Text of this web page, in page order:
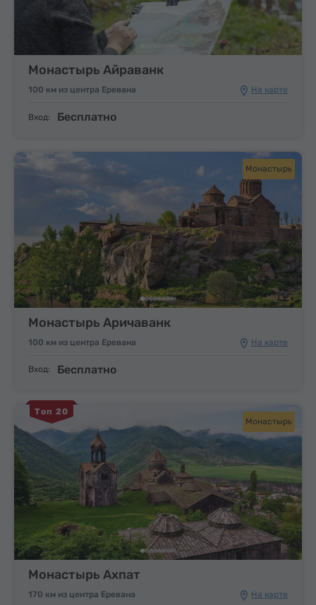
На карте
100 км из центра Еревана
Монастырь Айраванк
Вход: Бесплатно
Монастырь
На карте
100 км из центра Еревана
Монастырь Аричаванк
Вход: Бесплатно
Топ 20
Монастырь
На карте
170 км из центра Еревана
Монастырь Ахпат